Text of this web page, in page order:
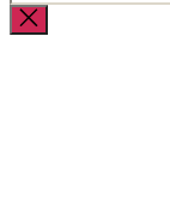
Cerrar
la